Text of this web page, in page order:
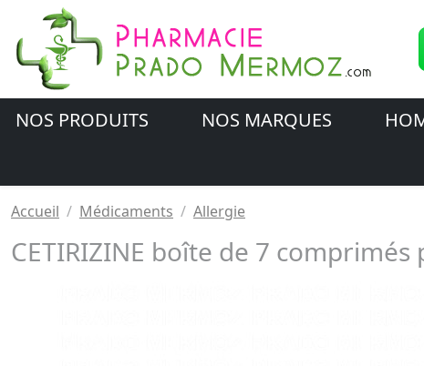
NOS PRODUITS NOS MARQUES
Accueil Médicaments Allergie
CETIRIZINE boîte de 7 comprimés